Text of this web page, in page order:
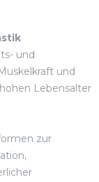
und
und
Lebensalter
zur